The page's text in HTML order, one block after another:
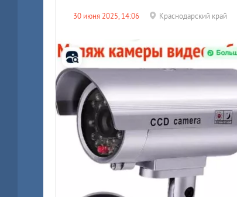
30 июня 2025, 14:06 Краснодарский край